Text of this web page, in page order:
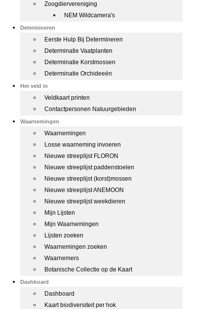
Zoogdiervereniging
NEM Wildcamera's
Determineren
Eerste Hulp Bij Determineren
Determinatie Vaatplanten
Determinatie Korstmossen
Determinatie Orchideeën
Het veld in
Veldkaart printen
Contactpersonen Natuurgebieden
Waarnemingen
Waarnemingen
Losse waarneming invoeren
Nieuwe streeplijst FLORON
Nieuwe streeplijst paddenstoelen
Nieuwe streeplijst (korst)mossen
Nieuwe streeplijst ANEMOON
Nieuwe streeplijst weekdieren
Mijn Lijsten
Mijn Waarnemingen
Lijsten zoeken
Waarnemingen zoeken
Waarnemers
Botanische Collectie op de Kaart
Dashboard
Dashboard
Kaart biodiversiteit per hok